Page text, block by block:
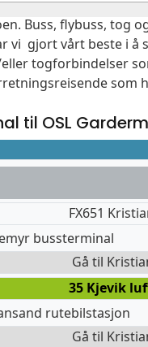
Buss, flybuss, tog
vi gjort vårt beste i
togforbindelser
til OSL
FX651
bussterminal
Gå til
35 Kjevik
rutebilstasjon
Gå til